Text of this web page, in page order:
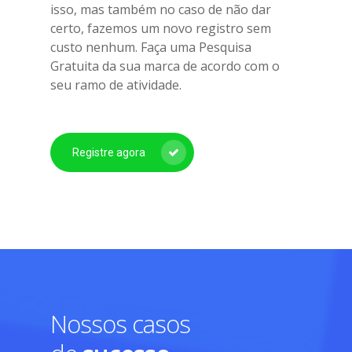
isso, mas também no caso de não dar
certo, fazemos um novo registro sem
custo nenhum. Faça uma Pesquisa
Gratuita da sua marca de acordo com o
seu ramo de atividade.
Registre agora
Nossos casos